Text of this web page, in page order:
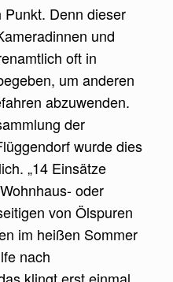
Denn dieser
und
oft in
um anderen
abzuwenden.
der
wurde dies
„14 Einsätze
oder
von Ölspuren
im heißen Sommer
nach